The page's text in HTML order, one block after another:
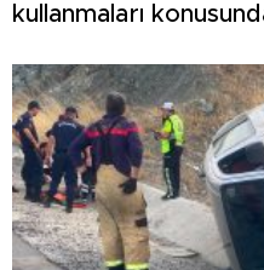
kullanmaları